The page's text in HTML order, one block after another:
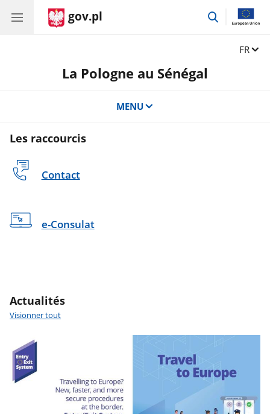
gov.pl
rechercher
FR
La Pologne au Sénégal
MENU
Les raccourcis
Contact
e-Consulat
Actualités
Visionner tout